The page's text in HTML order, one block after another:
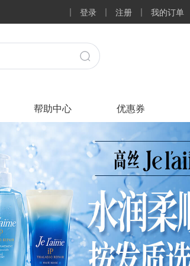
登录 注册 我的订单
帮助中心 优惠券